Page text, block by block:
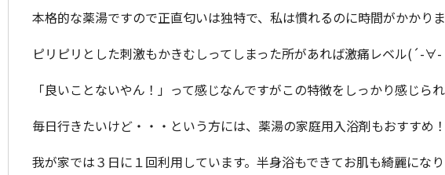
本格的な薬湯ですので正直匂いは独特で、私は慣れるのに時間がかか
ピリピリとした刺激もかきむしってしまった所があれば激痛レベル(´-
「良いことないやん！」って感じなんですがこの特徴をしっかり感じら
毎日行きたいけど・・・という方には、薬湯の家庭用入浴剤もおすすめ！
我が家では３日に１回利用しています。半身浴もできてお肌も綺麗にな